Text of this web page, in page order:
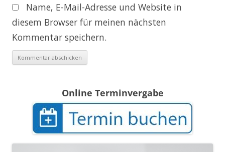
Name, E-Mail-Adresse und Website in
diesem Browser für meinen nächsten
Kommentar speichern.
Online Terminvergabe